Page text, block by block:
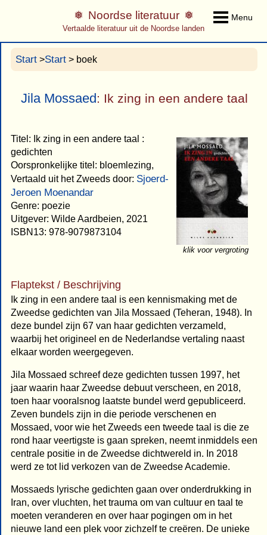
Menu
Noordse literatuur
Vertaalde literatuur uit de Noordse landen
Start >Start > boek
Jila Mossaed: Ik zing in een andere taal
klik voor vergroting
Titel: Ik zing in een andere taal :
gedichten
Oorspronkelijke titel: bloemlezing,
Vertaald uit het Zweeds door: Sjoerd-
Jeroen Moenandar
Genre: poezie
Uitgever: Wilde Aardbeien, 2021
ISBN13: 978-9079873104
Flaptekst / Beschrijving
Ik zing in een andere taal is een kennismaking met de
Zweedse gedichten van Jila Mossaed (Teheran, 1948). In
deze bundel zijn 67 van haar gedichten verzameld,
waarbij het origineel en de Nederlandse vertaling naast
elkaar worden weergegeven.
Jila Mossaed schreef deze gedichten tussen 1997, het
jaar waarin haar Zweedse debuut verscheen, en 2018,
toen haar vooralsnog laatste bundel werd gepubliceerd.
Zeven bundels zijn in die periode verschenen en
Mossaed, voor wie het Zweeds een tweede taal is die ze
rond haar veertigste is gaan spreken, neemt inmiddels een
centrale positie in de Zweedse dichtwereld in. In 2018
werd ze tot lid verkozen van de Zweedse Academie.
Mossaeds lyrische gedichten gaan over onderdrukking in
Iran, over vluchten, het trauma om van cultuur en taal te
moeten veranderen en over haar pogingen om in het
nieuwe land een plek voor zichzelf te creëren. De unieke